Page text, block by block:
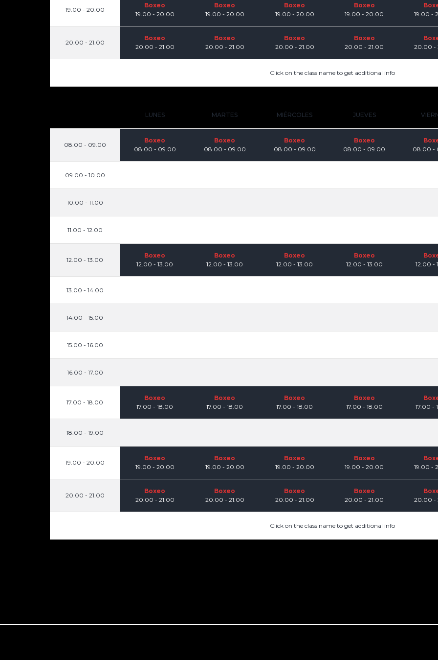
19.00 - 20.00
Boxeo
19.00 - 20.00
Boxeo
19.00 - 20.00
Boxeo
19.00 - 20.00
Boxeo
19.00 - 20.00
19.00 -
20.00 - 21.00
Boxeo
20.00 - 21.00
Boxeo
20.00 - 21.00
Boxeo
20.00 - 21.00
Boxeo
20.00 - 21.00
20.00 -
Click on the class name to get additional info
LUNES MARTES MIÉRCOLES JUEVES
08.00 - 09.00
Boxeo
08.00 - 09.00
Boxeo
08.00 - 09.00
Boxeo
08.00 - 09.00
Boxeo
08.00 - 09.00
08.00 -
09.00 - 10.00
10.00 - 11.00
11.00 - 12.00
12.00 - 13.00
Boxeo
12.00 - 13.00
Boxeo
12.00 - 13.00
Boxeo
12.00 - 13.00
Boxeo
12.00 - 13.00
12.00 -
13.00 - 14.00
14.00 - 15.00
15.00 - 16.00
16.00 - 17.00
17.00 - 18.00
Boxeo
17.00 - 18.00
Boxeo
17.00 - 18.00
Boxeo
17.00 - 18.00
Boxeo
17.00 - 18.00
17.00 -
18.00 - 19.00
19.00 - 20.00
Boxeo
19.00 - 20.00
Boxeo
19.00 - 20.00
Boxeo
19.00 - 20.00
Boxeo
19.00 - 20.00
19.00 -
20.00 - 21.00
Boxeo
20.00 - 21.00
Boxeo
20.00 - 21.00
Boxeo
20.00 - 21.00
Boxeo
20.00 - 21.00
20.00 -
Click on the class name to get additional info